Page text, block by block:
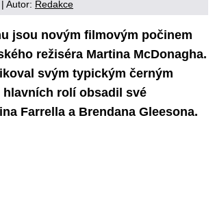
| Autor: Redakce
jsou novým filmovým počinem
režiséra Martina McDonagha.
svým typickým černým
hlavních rolí obsadil své
Farrella a Brendana Gleesona.